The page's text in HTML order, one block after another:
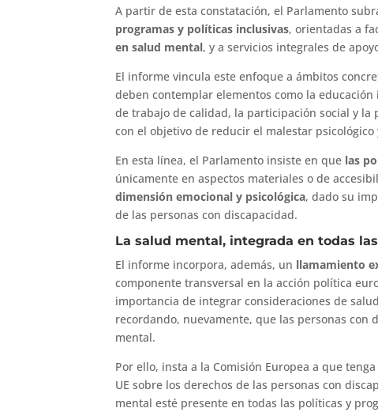
A partir de esta constatación, el Parlamento
programas y políticas inclusivas, orientadas a
en salud mental, y a servicios integrales de
El informe vincula este enfoque a ámbitos
deben contemplar elementos como la
de trabajo de calidad, la participación social y
con el objetivo de reducir el malestar
En esta línea, el Parlamento insiste en que las
únicamente en aspectos materiales o de
dimensión emocional y psicológica, dado su
de las personas con discapacidad.
La salud mental, integrada en todas
El informe incorpora, además, un llamamiento
componente transversal en la acción política
importancia de integrar consideraciones de
recordando, nuevamente, que las personas con
mental.
Por ello, insta a la Comisión Europea a que
UE sobre los derechos de las personas con
mental esté presente en todas las políticas y